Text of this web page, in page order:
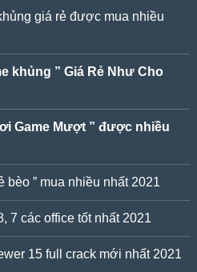
giá rẻ được mua nhiều
khủng ” Giá Rẻ Như Cho
Game Mượt ” được nhiều
bèo ” mua nhiều nhất 2021
7 các office tốt nhất 2021
15 full crack mới nhất 2021